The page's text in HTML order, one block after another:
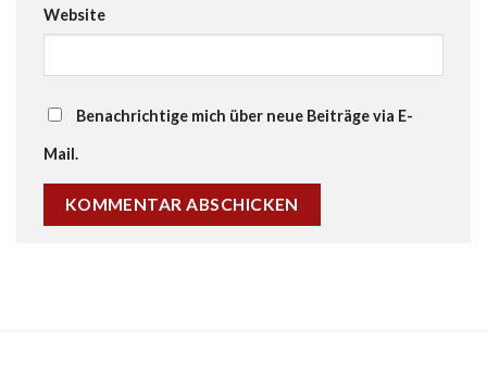
Website
Benachrichtige mich über neue Beiträge via E-
Mail.